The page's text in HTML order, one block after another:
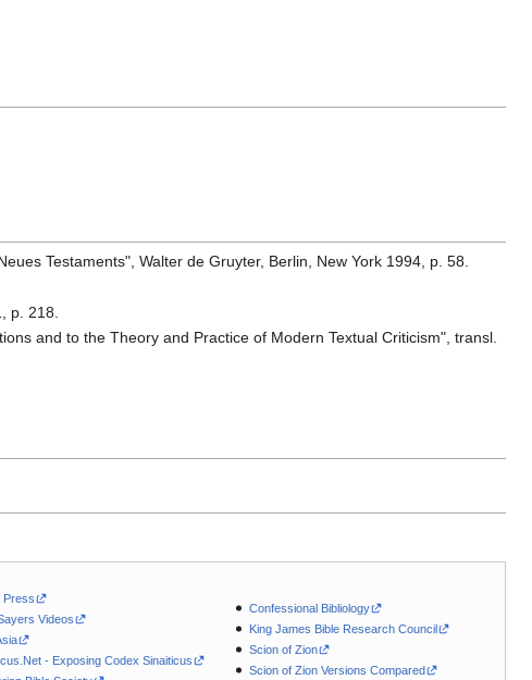
Testaments", Walter de Gruyter, Berlin, New York 1994, p. 58.
p. 218.
and to the Theory and Practice of Modern Textual Criticism", transl.
Press
Videos
- Exposing Codex Sinaiticus
Confessional Bibliology
King James Bible Research Council
Scion of Zion
Scion of Zion Versions Compared